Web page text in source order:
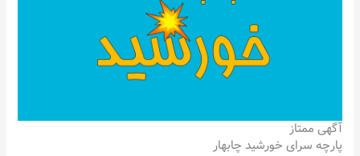
آگهی ممتاز
پارچه سرای خورشید چابهار